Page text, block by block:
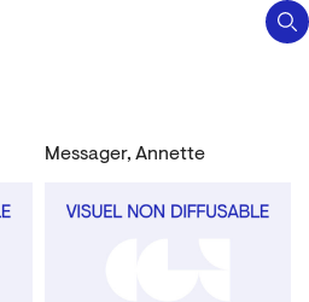
Messager, Annette